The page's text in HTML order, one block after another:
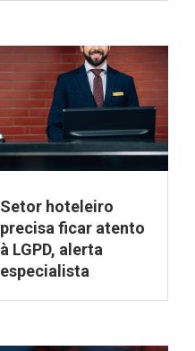
Setor hoteleiro
precisa ficar atento
à LGPD, alerta
especialista